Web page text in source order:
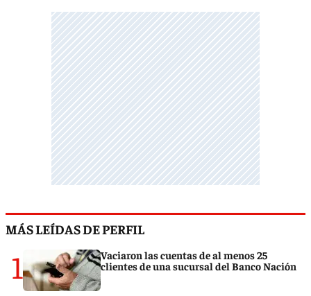
MÁS LEÍDAS DE PERFIL
1
Vaciaron las cuentas de al menos 25
clientes de una sucursal del Banco Nación